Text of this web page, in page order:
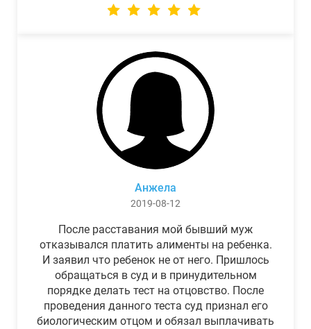
Анжела
2019-08-12
После расставания мой бывший муж
отказывался платить алименты на ребенка.
И заявил что ребенок не от него. Пришлось
обращаться в суд и в принудительном
порядке делать тест на отцовство. После
проведения данного теста суд признал его
биологическим отцом и обязал выплачивать